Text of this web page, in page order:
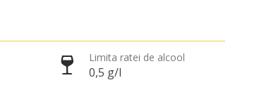
Limita ratei de alcool
0,5 g/l